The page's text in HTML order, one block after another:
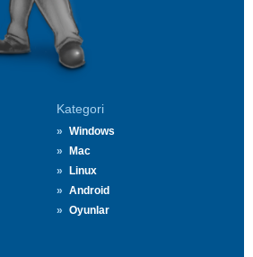
Kategori
Windows
Mac
Linux
Android
Oyunlar